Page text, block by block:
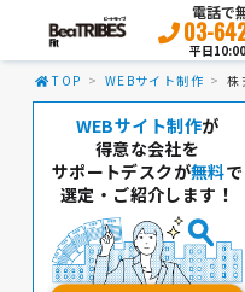
電話で
03-
平日
TOP WEBサイト制作 株
WEBサイト制作が
得意な会社を
サポートデスクが無料で
選定・ご紹介します！